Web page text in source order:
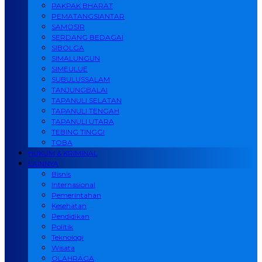
PAKPAK BHARAT
PEMATANGSIANTAR
SAMOSIR
SERDANG BEDAGAI
SIBOLGA
SIMALUNGUN
SIMEULUE
SUBULUSSALAM
TANJUNGBALAI
TAPANULI SELATAN
TAPANULI TENGAH
TAPANULI UTARA
TEBING TINGGI
TOBA
HUKUM & KRIMINAL
LAINNYA
Bisnis
Internasional
Pemerintahan
Kesehatan
Pendidikan
Politik
Teknologi
Wisata
OLAHRAGA